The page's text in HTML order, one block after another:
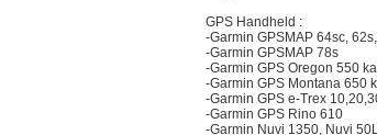
GPS Handheld :
-Garmin GPSMAP 64sc, 62s,
-Garmin GPSMAP 78s
-Garmin GPS Oregon 550
-Garmin GPS Montana 650
-Garmin GPS e-Trex
-Garmin GPS Rino 610
-Garmin Nuvi 1350, Nuvi